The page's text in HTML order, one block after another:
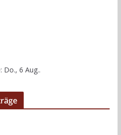
: Do., 6 Aug..